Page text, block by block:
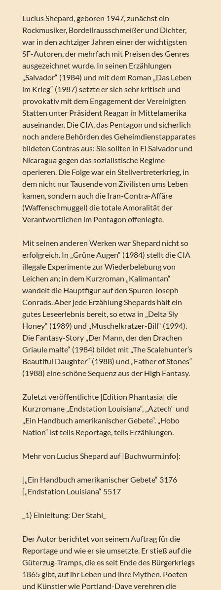
Lucius Shepard, geboren 1947, zunächst ein
Rockmusiker, Bordellrausschmeißer und Dichter,
war in den achtziger Jahren einer der wichtigsten
SF-Autoren, der mehrfach mit Preisen des Genres
ausgezeichnet wurde. In seinen Erzählungen
„Salvador“ (1984) und mit dem Roman „Das Leben
im Krieg“ (1987) setzte er sich sehr kritisch und
provokativ mit dem Engagement der Vereinigten
Statten unter Präsident Reagan in Mittelamerika
auseinander. Die CIA, das Pentagon und sicherlich
noch andere Behörden des Geheimdienstapparates
bildeten Contras aus: Sie sollten in El Salvador und
Nicaragua gegen das sozialistische Regime
operieren. Die Folge war ein Stellvertreterkrieg, in
dem nicht nur Tausende von Zivilisten ums Leben
kamen, sondern auch die Iran-Contra-Affäre
(Waffenschmuggel) die totale Amoralität der
Verantwortlichen im Pentagon offenlegte.
Mit seinen anderen Werken war Shepard nicht so
erfolgreich. In „Grüne Augen“ (1984) stellt die CIA
illegale Experimente zur Wiederbelebung von
Leichen an; in dem Kurzroman „Kalimantan“
wandelt die Hauptfigur auf den Spuren Joseph
Conrads. Aber jede Erzählung Shepards hält ein
gutes Leseerlebnis bereit, so etwa in „Delta Sly
Honey“ (1989) und „Muschelkratzer-Bill“ (1994).
Die Fantasy-Story „Der Mann, der den Drachen
Griaule malte“ (1984) bildet mit „The Scalehunter’s
Beautiful Daughter“ (1988) und „Father of Stones“
(1988) eine schöne Sequenz aus der High Fantasy.
Zuletzt veröffentlichte |Edition Phantasia| die
Kurzromane „Endstation Louisiana“, „Aztech“ und
„Ein Handbuch amerikanischer Gebete“. „Hobo
Nation“ ist teils Reportage, teils Erzählungen.
Mehr von Lucius Shepard auf |Buchwurm.info|:
[„Ein Handbuch amerikanischer Gebete“ 3176
[„Endstation Louisiana“ 5517
_1) Einleitung: Der Stahl_
Der Autor berichtet von seinem Auftrag für die
Reportage und wie er sie umsetzte. Er stieß auf die
Güterzug-Tramps, die es seit Ende des Bürgerkriegs
1865 gibt, auf ihr Leben und ihre Mythen. Poeten
und Künstler wie Portland-Dave verehren die